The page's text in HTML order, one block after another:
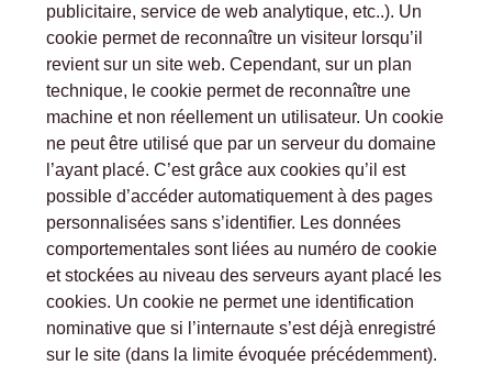
publicitaire, service de web analytique, etc..). Un
cookie permet de reconnaître un visiteur lorsqu’il
revient sur un site web. Cependant, sur un plan
technique, le cookie permet de reconnaître une
machine et non réellement un utilisateur. Un cookie
ne peut être utilisé que par un serveur du domaine
l’ayant placé. C’est grâce aux cookies qu’il est
possible d’accéder automatiquement à des pages
personnalisées sans s’identifier. Les données
comportementales sont liées au numéro de cookie
et stockées au niveau des serveurs ayant placé les
cookies. Un cookie ne permet une identification
nominative que si l’internaute s’est déjà enregistré
sur le site (dans la limite évoquée précédemment).